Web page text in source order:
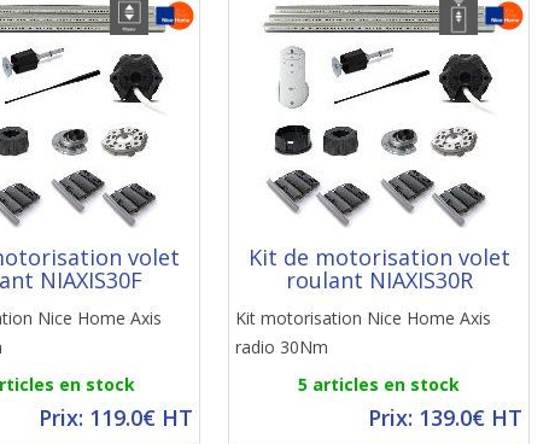
volet
NIAXIS30F
Nice Home Axis
en stock
Prix: 119.0€ HT
Kit de motorisation volet
roulant NIAXIS30R
Kit motorisation Nice Home Axis
radio 30Nm
5 articles en stock
Prix: 139.0€ HT